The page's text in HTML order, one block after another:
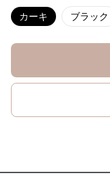
カーキ ブラック